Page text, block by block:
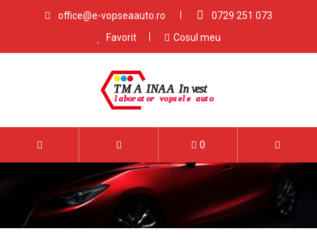
office@e-vopseaauto.ro
0729 251 073
Favorit
Cosul meu
0